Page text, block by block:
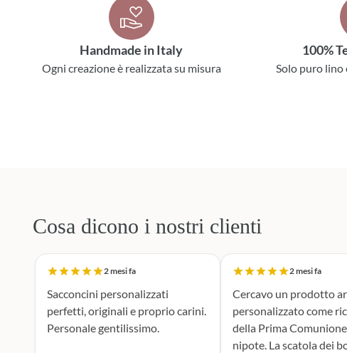
Handmade in Italy
Ogni creazione è realizzata su misura
100%
Solo puro lino
Cosa dicono i nostri clienti
2 mesi fa
Sacconcini personalizzati
perfetti, originali e proprio carini.
Personale gentilissimo.
2 mesi fa
Cercavo un prodotto
personalizzato come
della Prima
nipote. La scatola dei bottoni si è